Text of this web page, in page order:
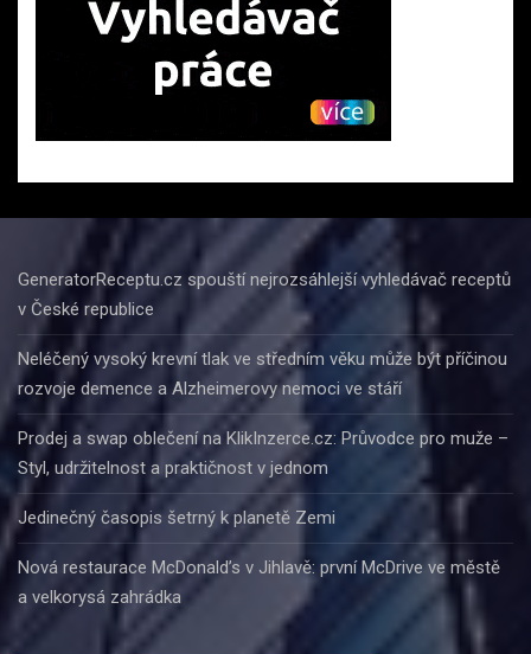
GeneratorReceptu.cz spouští nejrozsáhlejší vyhledávač receptů
v České republice
Neléčený vysoký krevní tlak ve středním věku může být příčinou
rozvoje demence a Alzheimerovy nemoci ve stáří
Prodej a swap oblečení na KlikInzerce.cz: Průvodce pro muže –
Styl, udržitelnost a praktičnost v jednom
Jedinečný časopis šetrný k planetě Zemi
Nová restaurace McDonald’s v Jihlavě: první McDrive ve městě
a velkorysá zahrádka